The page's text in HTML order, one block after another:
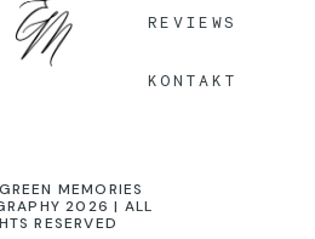
REVIEWS
KONTAKT
MEMORIES
2026 | ALL
RESERVED